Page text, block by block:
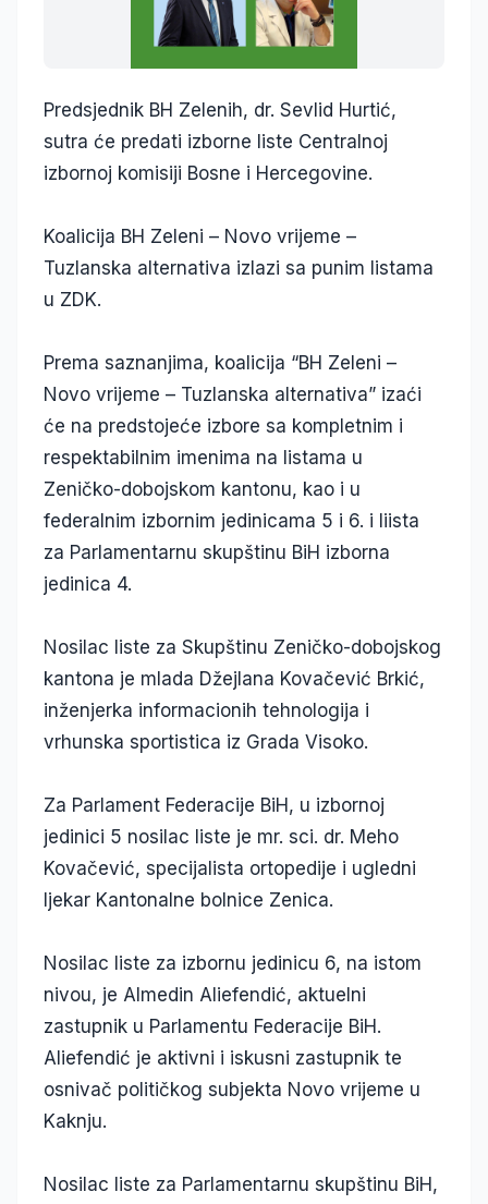
Predsjednik BH Zelenih, dr. Sevlid Hurtić,
sutra će predati izborne liste Centralnoj
izbornoj komisiji Bosne i Hercegovine.
Koalicija BH Zeleni – Novo vrijeme –
Tuzlanska alternativa izlazi sa punim listama
u ZDK.
Prema saznanjima, koalicija “BH Zeleni –
Novo vrijeme – Tuzlanska alternativa” izaći
će na predstojeće izbore sa kompletnim i
respektabilnim imenima na listama u
Zeničko-dobojskom kantonu, kao i u
federalnim izbornim jedinicama 5 i 6. i liista
za Parlamentarnu skupštinu BiH izborna
jedinica 4.
Nosilac liste za Skupštinu Zeničko-dobojskog
kantona je mlada Džejlana Kovačević Brkić,
inženjerka informacionih tehnologija i
vrhunska sportistica iz Grada Visoko.
Za Parlament Federacije BiH, u izbornoj
jedinici 5 nosilac liste je mr. sci. dr. Meho
Kovačević, specijalista ortopedije i ugledni
ljekar Kantonalne bolnice Zenica.
Nosilac liste za izbornu jedinicu 6, na istom
nivou, je Almedin Aliefendić, aktuelni
zastupnik u Parlamentu Federacije BiH.
Aliefendić je aktivni i iskusni zastupnik te
osnivač političkog subjekta Novo vrijeme u
Kaknju.
Nosilac liste za Parlamentarnu skupštinu BiH,